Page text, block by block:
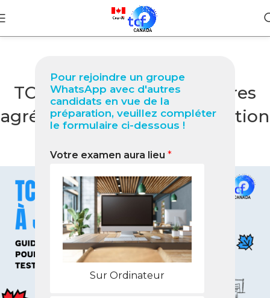
Pour rejoindre un groupe
WhatsApp avec d'autres
candidats en vue de la
préparation, veuillez compléter
le formulaire ci-dessous !
Votre examen aura lieu *
Sur Ordinateur
BLOG
TCF Québec à Jinan Centres
agréés, inscription, préparation
NabilOn janvier 27, 2026